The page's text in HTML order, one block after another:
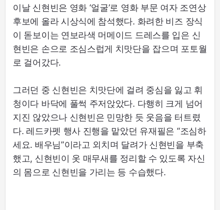
이날 신현빈은 영화 ‘얼굴’로 영화 부문 여자 조연상
후보에 올라 시상식에 참석했다. 화려한 비즈 장식
이 돋보이는 연보라색 머메이드 드레스를 입은 신
현빈은 손으로 조심스럽게 치맛단을 잡으며 포토월
로 걸어갔다.
그러던 중 신현빈은 치맛단에 걸려 중심을 잃고 휘
청이다 바닥에 풀썩 주저앉았다. 다행히 크게 넘어
지진 않았으나 신현빈은 민망한 듯 웃음을 터트렸
다. 레드카펫 행사 진행을 맡았던 유재필은 “조심하
세요. 배우님”이라고 외치며 달려가 신현빈을 부축
했고, 신현빈이 옷 매무새를 정리할 수 있도록 자신
의 몸으로 신현빈을 가리는 등 수습했다.